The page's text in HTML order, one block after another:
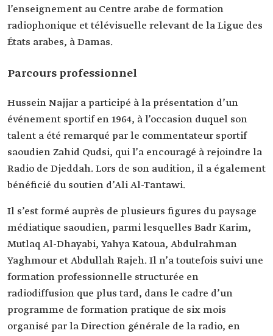
l’enseignement au Centre arabe de formation
radiophonique et télévisuelle relevant de la Ligue des
États arabes, à Damas.
Parcours professionnel
Hussein Najjar a participé à la présentation d’un
événement sportif en 1964, à l’occasion duquel son
talent a été remarqué par le commentateur sportif
saoudien Zahid Qudsi, qui l’a encouragé à rejoindre la
Radio de Djeddah. Lors de son audition, il a également
bénéficié du soutien d’Ali Al-Tantawi.
Il s’est formé auprès de plusieurs figures du paysage
médiatique saoudien, parmi lesquelles Badr Karim,
Mutlaq Al-Dhayabi, Yahya Katoua, Abdulrahman
Yaghmour et Abdullah Rajeh. Il n’a toutefois suivi une
formation professionnelle structurée en
radiodiffusion que plus tard, dans le cadre d’un
programme de formation pratique de six mois
organisé par la Direction générale de la radio, en